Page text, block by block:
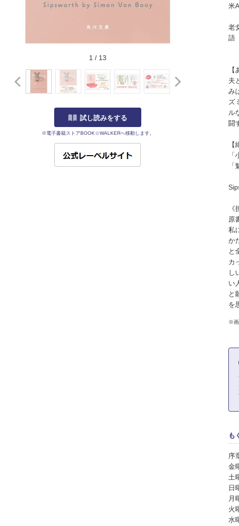
1 / 13
試し読みをする
※電子書籍ストアBOOK☆WALKERへ移動します。
米
老
語
【
夫
み
ズ
ル
闘
【
原
私
か
と
カ
し
い
と
を
※画
も
序
金
土
日
月
火
水